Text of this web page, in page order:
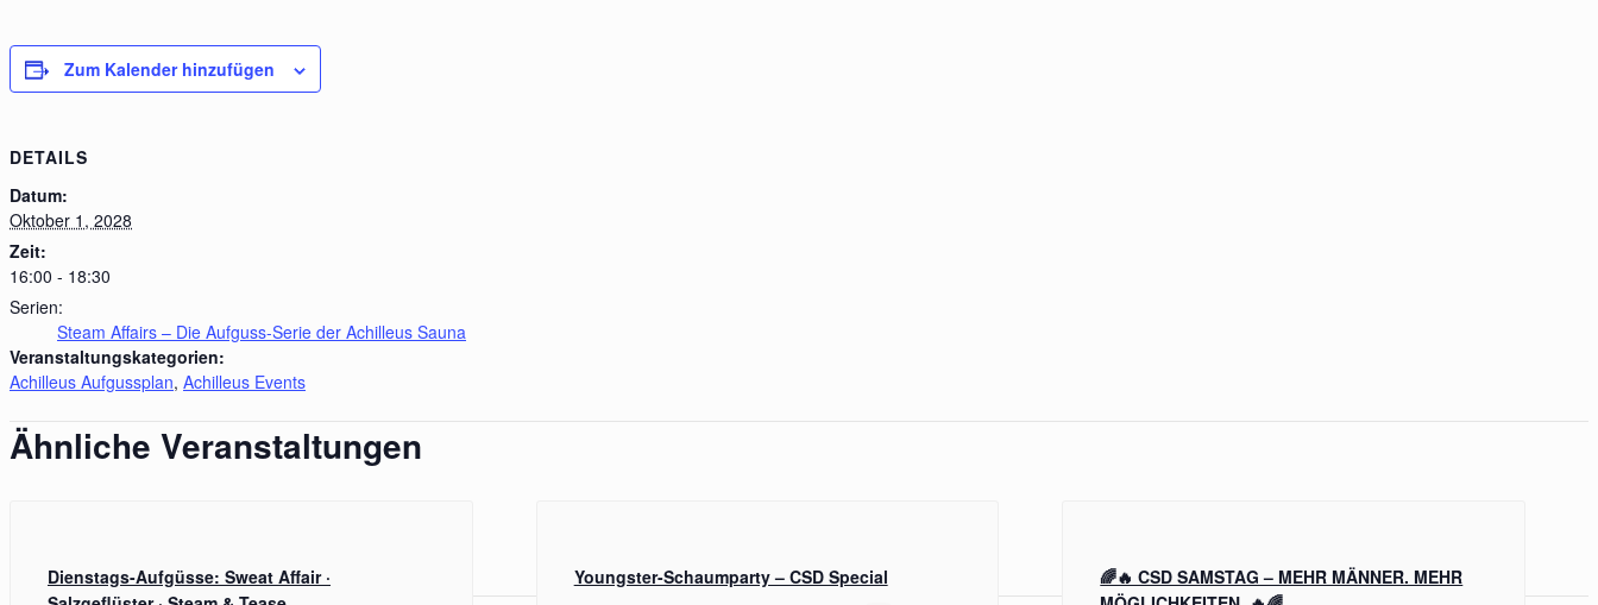
Zum Kalender hinzufügen
DETAILS
Datum:
Oktober 1, 2028
Zeit:
16:00 - 18:30
Serien:
Steam Affairs – Die Aufguss-Serie der Achilleus Sauna
Veranstaltungskategorien:
Achilleus Aufgussplan, Achilleus Events
Ähnliche Veranstaltungen
Dienstags-Aufgüsse: Sweat Affair ·
Youngster-Schaumparty – CSD Special
🌈🔥 CSD SAMSTAG – MEHR MÄNNER. MEHR